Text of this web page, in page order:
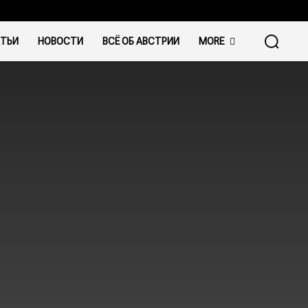
НОВОСТИ ВСЁ ОБ АВСТРИИ MORE